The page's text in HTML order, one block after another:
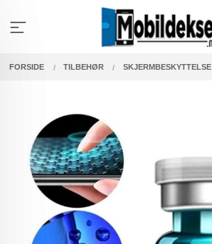
innholdet
FORSIDE TILBEHØR SKJERMBESKYTTELSE